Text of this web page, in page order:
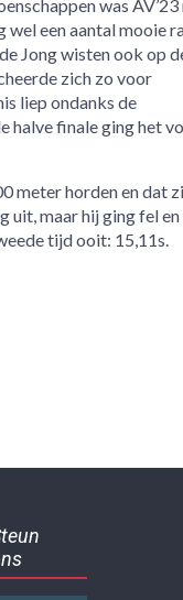
was
een aantal mooie
Jong wisten ook op
zich zo voor
liep ondanks de
halve finale ging het
meter horden en dat
uit, maar hij ging fel en
tijd ooit: 15,11s.